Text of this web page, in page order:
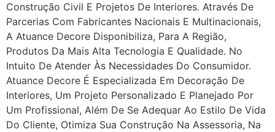
Construção Civil E Projetos De Interiores. Através De
Parcerias Com Fabricantes Nacionais E Multinacionais,
A Atuance Decore Disponibiliza, Para A Região,
Produtos Da Mais Alta Tecnologia E Qualidade. No
Intuito De Atender Às Necessidades Do Consumidor.
Atuance Decore É Especializada Em Decoração De
Interiores, Um Projeto Personalizado E Planejado Por
Um Profissional, Além De Se Adequar Ao Estilo De Vida
Do Cliente, Otimiza Sua Construção Na Assessoria, Na